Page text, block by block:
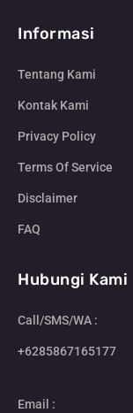
Informasi
Tentang Kami
Kontak Kami
Privacy Policy
Terms Of Service
Disclaimer
FAQ
Hubungi Kami
Call/SMS/WA :
+6285867165177
Email :